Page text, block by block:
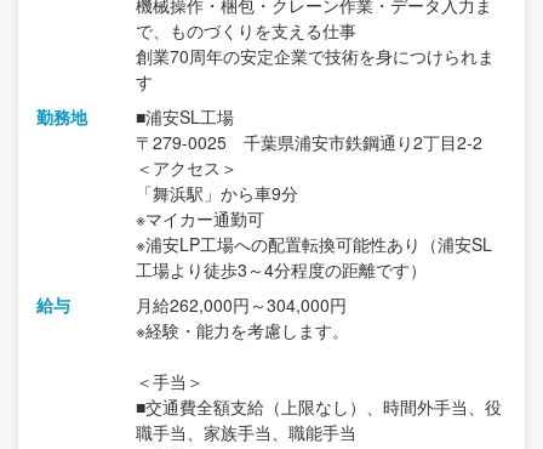
で、ものづくりを支える仕事
創業70周年の安定企業で技術を身につけられま
す
勤務地
■浦安SL工場
〒279-0025 千葉県浦安市鉄鋼通り2丁目2-2
＜アクセス＞
「舞浜駅」から車9分
※マイカー通勤可
※浦安LP工場への配置転換可能性あり（浦安SL
工場より徒歩3～4分程度の距離です）
給与
月給262,000円～304,000円
※経験・能力を考慮します。
＜手当＞
■交通費全額支給（上限なし）、時間外手当、役
職手当、家族手当、職能手当